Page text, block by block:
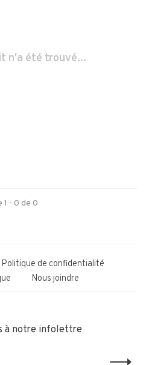
n'a été trouvé...
1 - 0 de 0
Politique de confidentialité
Nous joindre
à notre infolettre